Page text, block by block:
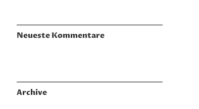
Neueste Kommentare
Archive